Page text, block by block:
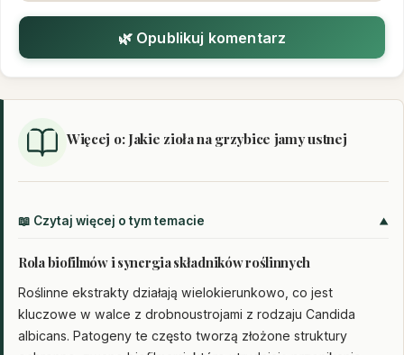
🌿 Opublikuj komentarz
Więcej o: Jakie zioła na grzybice jamy ustnej
📖 Czytaj więcej o tym temacie
Rola biofilmów i synergia składników roślinnych
Roślinne ekstrakty działają wielokierunkowo, co jest
kluczowe w walce z drobnoustrojami z rodzaju Candida
albicans. Patogeny te często tworzą złożone struktury